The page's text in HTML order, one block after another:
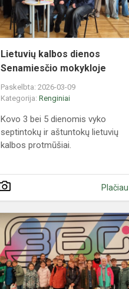
Lietuvių kalbos dienos
Senamiesčio mokykloje
Paskelbta: 2026-03-09
Kategorija: Renginiai
Kovo 3 bei 5 dienomis vyko
septintokų ir aštuntokų lietuvių
kalbos protmūšiai.
Plačiau